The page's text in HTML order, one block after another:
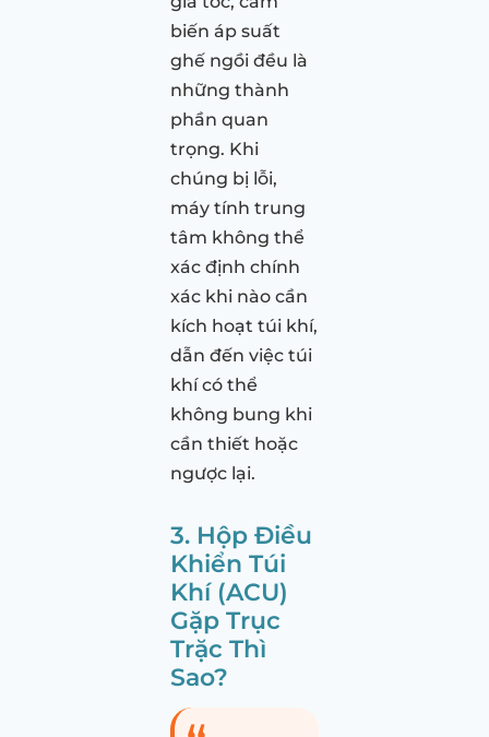
biến áp suất
ghế ngồi đều là
những thành
phần quan
trọng. Khi
chúng bị lỗi,
máy tính trung
tâm không thể
xác định chính
xác khi nào cần
kích hoạt túi khí,
dẫn đến việc túi
khí có thể
không bung khi
cần thiết hoặc
ngược lại.
3. Hộp Điều
Khiển Túi
Khí (ACU)
Gặp Trục
Trặc Thì
Sao?